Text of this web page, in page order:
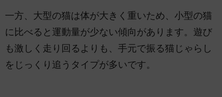
一方、大型の猫は体が大きく重いため、小型の猫
に比べると運動量が少ない傾向があります。遊び
も激しく走り回るよりも、手元で振る猫じゃらし
をじっくり追うタイプが多いです。